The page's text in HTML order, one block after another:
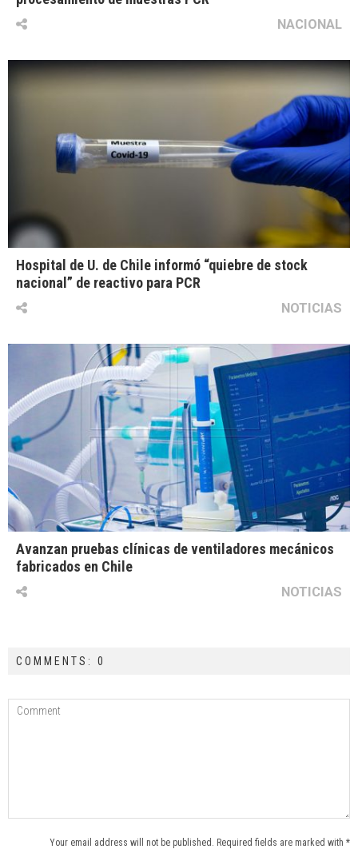
NACIONAL
Hospital de U. de Chile informó “quiebre de stock
nacional” de reactivo para PCR
NOTICIAS
Avanzan pruebas clínicas de ventiladores mecánicos
fabricados en Chile
NOTICIAS
COMMENTS: 0
Your email address will not be published. Required fields are marked with *